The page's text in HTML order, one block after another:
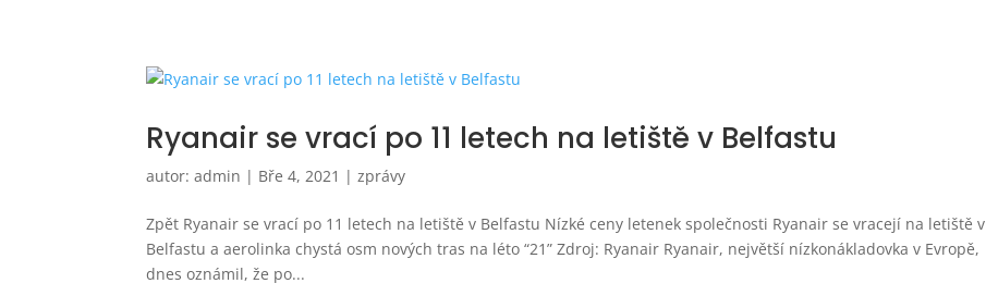
Ryanair se vrací po 11 letech na letiště v Belfastu
autor:admin | Bře 4, 2021 |zprávy
Zpět Ryanair se vrací po 11 letech na letiště v Belfastu Nízké ceny letenek společnosti Ryanair se vracejí na letiště v
Belfastu a aerolinka chystá osm nových tras na léto “21” Zdroj: Ryanair Ryanair, největší nízkonákladovka v Evropě,
dnes oznámil, že po...